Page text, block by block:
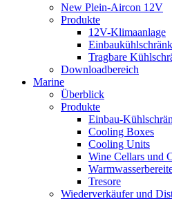
New Plein-Aircon 12V
Produkte
12V-Klimaanlage
Tragbare
Downloadbereich
Marine
Überblick
Produkte
Einbau-
Cooling Boxes
Cooling Units
Wine Cellars und
Tresore
Wiederverkäufer und